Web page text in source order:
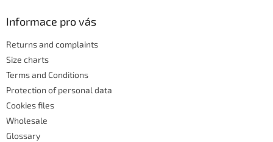
Informace pro vás
Returns and complaints
Size charts
Terms and Conditions
Protection of personal data
Cookies files
Wholesale
Glossary